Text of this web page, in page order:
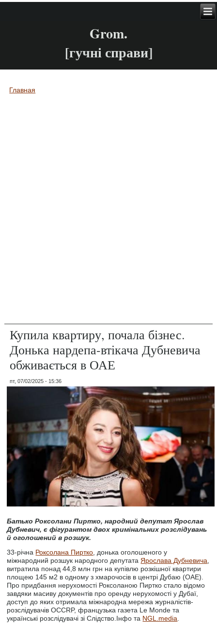
Grom.
[гучні справи]
Вы здесь
Главная
Купила квартиру, почала бізнес.
Донька нардепа-втікача Дубневича
обживається в ОАЕ
пт, 07/02/2025 - 15:36
Батько Роксолани Пиртко, народний депутат Ярослав
Дубневич, є фігурантом двох кримінальних розслідувань
й оголошений в розшук.
33-річна Роксолана Пиртко , донька оголошеного у
міжнародний розшук народного депутата Ярослава Дубневича
витратила понад 44,8 млн грн на купівлю розкішної квартири
площею 145 м2 в одному з хмарочосів в центрі Дубаю (ОАЕ).
Про придбання нерухомості Роксоланою Пиртко стало відомо
завдяки масиву документів про оренду нерухомості у Дубаї,
доступ до яких отримала міжнародна мережа журналістів-
розслідувачів OCCRP, французька газета Le Monde та
українські розслідувачі зі Слідство.Інфо та NGL.media